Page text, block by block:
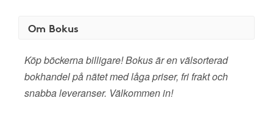
Om Bokus
Köp böckerna billigare! Bokus är en välsorterad
bokhandel på nätet med låga priser, fri frakt och
snabba leveranser. Välkommen in!